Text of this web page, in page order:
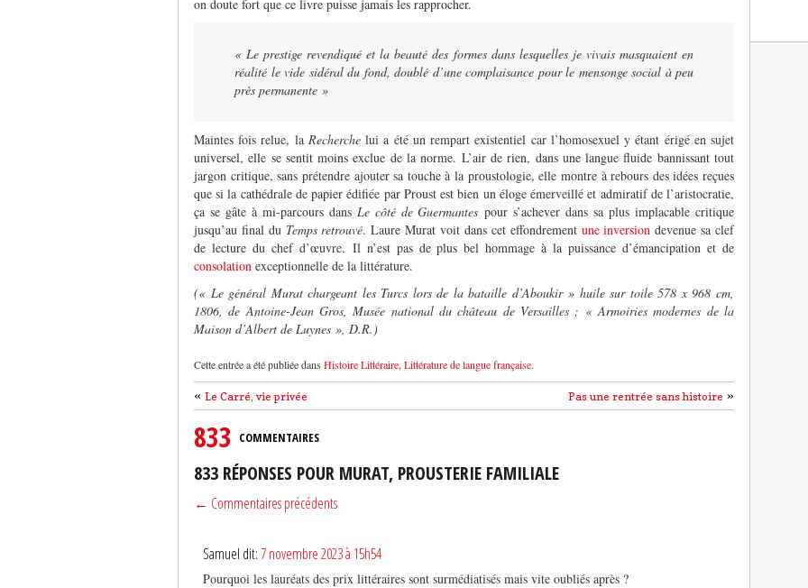
on doute fort que ce livre puisse jamais les rapprocher.
« Le prestige revendiqué et la beauté des formes dans lesquelles je vivais masquaient en
réalité le vide sidéral du fond, doublé d’une complaisance pour le mensonge social à peu
près permanente »
Maintes fois relue, laRecherchelui a été un rempart existentiel car l’homosexuel y étant érigé en sujet
universel, elle se sentit moins exclue de la norme. L’air de rien, dans une langue fluide bannissant tout
jargon critique, sans prétendre ajouter sa touche à la proustologie, elle montre à rebours des idées reçues
que si la cathédrale de papier édifiée par Proust est bien un éloge émerveillé et admiratif de l’aristocratie,
ça se gâte à mi-parcours dans Le côté de Guermantespour s’achever dans sa plus implacable critique
jusqu’au final du Temps retrouvé. Laure Murat voit dans cet effondrement une inversion devenue sa clef
de lecture du chef d’œuvre. Il n’est pas de plus bel hommage à la puissance d’émancipation et de
consolation exceptionnelle de la littérature.
(« Le général Murat chargeant les Turcs lors de la bataille d’Aboukir » huile sur toile 578 x 968 cm,
1806, de Antoine-Jean Gros, Musée national du château de Versailles ; « Armoiries modernes de la
Maison d’Albert de Luynes », D.R.)
Cette entrée a été publiée dans Histoire Littéraire, Littérature de langue française.
Pas une rentrée sans histoire »
« Le Carré, vie privée
833 COMMENTAIRES
833 RÉPONSES POUR MURAT, PROUSTERIE FAMILIALE
← Commentaires précédents
Samuel dit:7 novembre 2023 à 15h54
Pourquoi les lauréats des prix littéraires sont surmédiatisés mais vite oubliés après ?